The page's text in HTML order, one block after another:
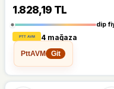
1.828,19 TL
dip
4 mağaza
PttAVM
Git